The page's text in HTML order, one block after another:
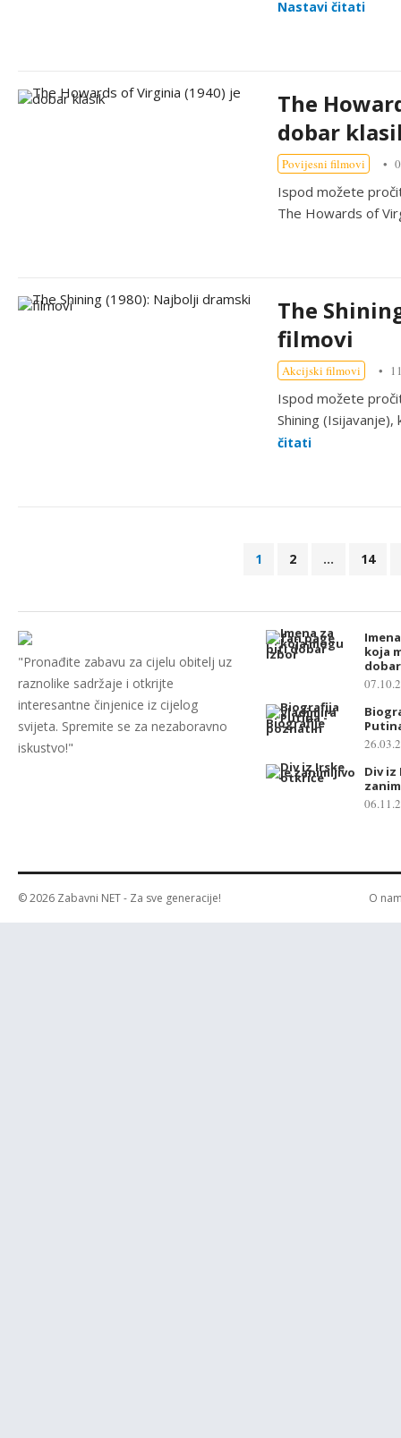
Nastavi čitati
The
dobar
Povijesni filmovi
Ispod možete
The Howards of
The
filmovi
Akcijski filmovi
Ispod možete
Shining
čitati
e
v
i
s
t
r
o
b
j
1 2 … 14
"Pronađite zabavu za cijelu obitelj uz
raznolike sadržaje i otkrijte
interesantne činjenice iz cijelog
svijeta. Spremite se za nezaboravno
iskustvo!"
koja
Div iz
© 2026 Zabavni NET- Za sve generacije! O